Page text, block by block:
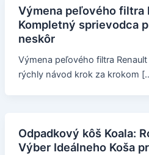
Výmena peľového filtra
Kompletný sprievodca
neskôr
Výmena peľového filtra
rýchly návod krok za krokom
Odpadkový kôš Koala:
Výber Ideálneho Koša